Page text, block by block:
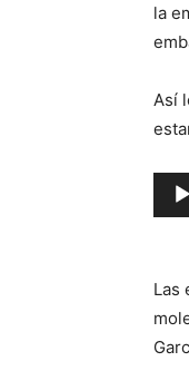
la
Así
de
Las